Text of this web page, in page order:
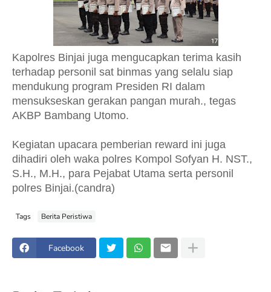
Kapolres Binjai juga mengucapkan terima kasih
terhadap personil sat binmas yang selalu siap
mendukung program Presiden RI dalam
mensukseskan gerakan pangan murah., tegas
AKBP Bambang Utomo.
Kegiatan upacara pemberian reward ini juga
dihadiri oleh waka polres Kompol Sofyan H. NST.,
S.H., M.H., para Pejabat Utama serta personil
polres Binjai.(candra)
Tags Berita Peristiwa
Facebook